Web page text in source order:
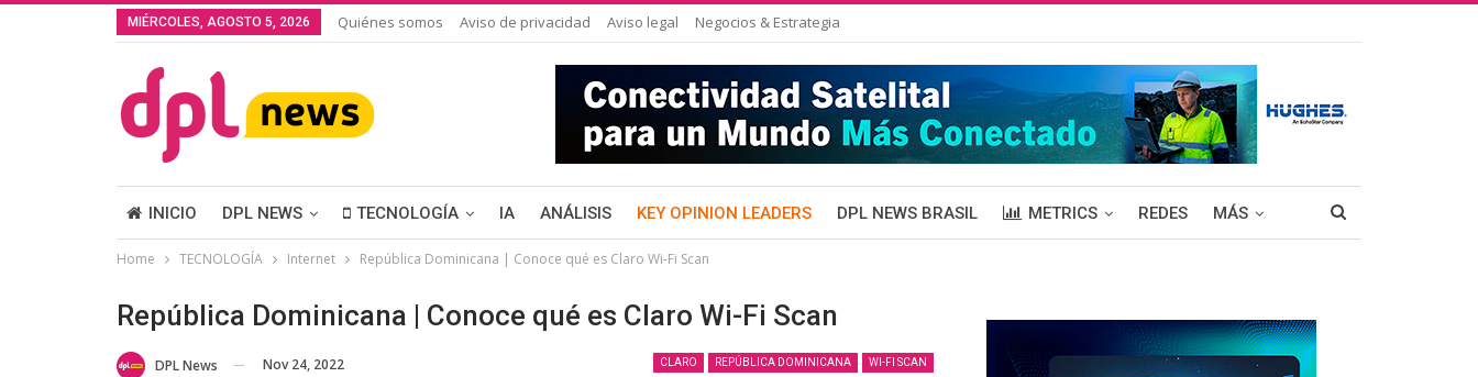
MIÉRCOLES, AGOSTO 5, 2026 Quiénes somos Aviso de privacidad Aviso legal Negocios & Estrategia
INICIO DPL NEWS TECNOLOGÍA IA ANÁLISIS KEY OPINION LEADERS DPL NEWS BRASIL METRICS REDES MÁS
Home TECNOLOGÍA Internet República Dominicana | Conoce qué es Claro Wi-Fi Scan
República Dominicana | Conoce qué es Claro Wi-Fi Scan
CLARO REPÚBLICA DOMINICANA WI-FI SCAN
DPL News Nov 24, 2022